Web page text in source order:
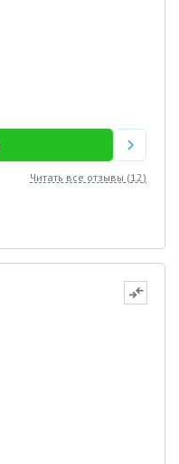
Читать все отзывы (12)